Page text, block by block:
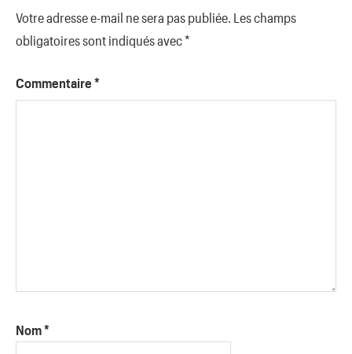
Votre adresse e-mail ne sera pas publiée. Les champs
obligatoires sont indiqués avec*
Commentaire *
Nom*